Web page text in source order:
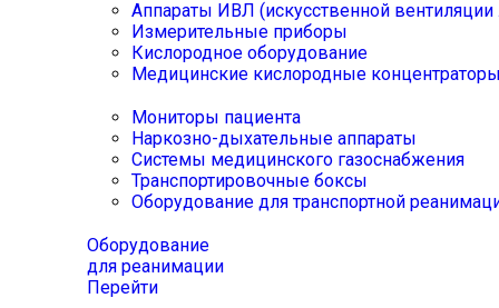
Аппараты ИВЛ (искусственной вентиляции
Измерительные приборы
Кислородное оборудование
Медицинские кислородные
Мониторы пациента
Наркозно-дыхательные аппараты
Системы медицинского газоснабжения
Транспортировочные боксы
Оборудование для транспортной
Оборудование
для реанимации
Перейти